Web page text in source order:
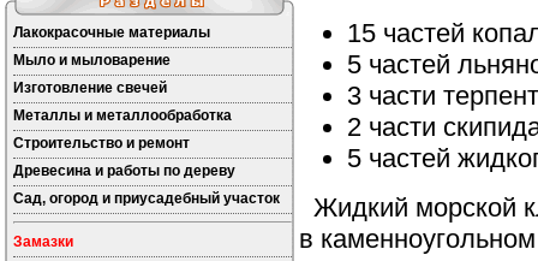
Лакокрасочные материалы
Мыло и мыловарение
Изготовление свечей
Металлы и металлообработка
Строительство и ремонт
Древесина и работы по дереву
Сад, огород и приусадебный участок
Замазки
15 частей
5 частей
3 части
2 части
5 частей
Жидкий морской
в